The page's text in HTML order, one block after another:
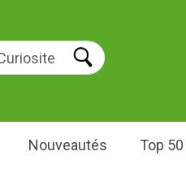
Nouveautés Top 50